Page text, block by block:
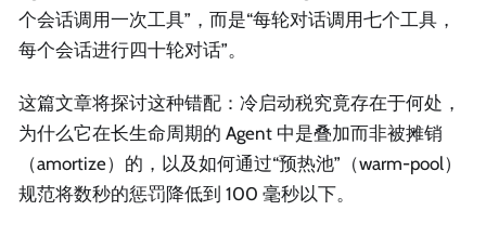
个会话调用一次工具”，而是“每轮对话调用七个工具，
每个会话进行四十轮对话”。
这篇文章将探讨这种错配：冷启动税究竟存在于何处，
为什么它在长生命周期的 Agent 中是叠加而非被摊销
（amortize）的，以及如何通过“预热池”（warm-pool）
规范将数秒的惩罚降低到 100 毫秒以下。